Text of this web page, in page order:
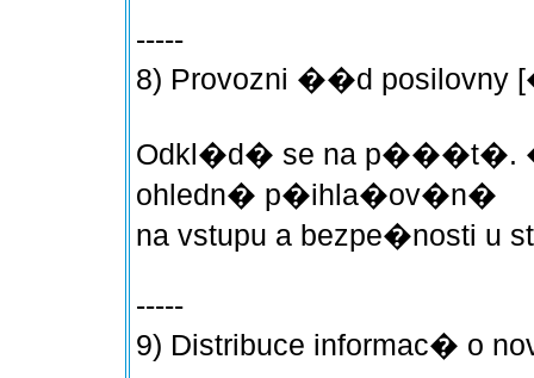
-----
8) Provozni ��d posilovny
Odkl�d� se na p���t�.
ohledn� p�ihla�ov�n�
na vstupu a bezpe�nosti u
-----
9) Distribuce informac� o